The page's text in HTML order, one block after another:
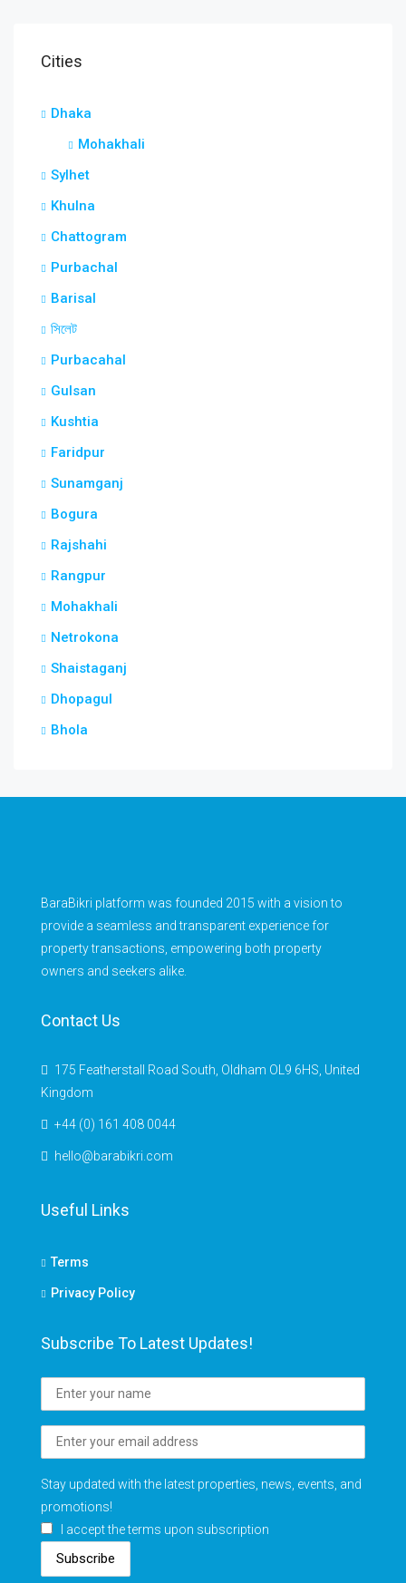
Cities
Dhaka
Mohakhali
Sylhet
Khulna
Chattogram
Purbachal
Barisal
সিলেট
Purbacahal
Gulsan
Kushtia
Faridpur
Sunamganj
Bogura
Rajshahi
Rangpur
Mohakhali
Netrokona
Shaistaganj
Dhopagul
Bhola
BaraBikri platform was founded 2015 with a vision to
provide a seamless and transparent experience for
property transactions, empowering both property
owners and seekers alike.
Contact Us
175 Featherstall Road South, Oldham OL9 6HS, United
Kingdom
+44 (0) 161 408 0044
hello@barabikri.com
Useful Links
Terms
Privacy Policy
Subscribe To Latest Updates!
Stay updated with the latest properties, news, events, and
promotions!
I accept the terms upon subscription
Subscribe